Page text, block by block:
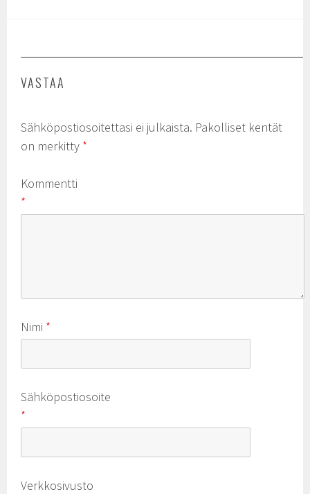
VASTAA
Sähköpostiosoitettasi ei julkaista. Pakolliset kentät
on merkitty *
Kommentti
*
Nimi *
Sähköpostiosoite
*
Verkkosivusto